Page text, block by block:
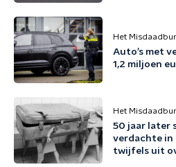
Het
Auto’s met
1,2 miljoen
Het
50 jaar later
verdachte in
twijfels uit